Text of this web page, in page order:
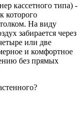
кассетного типа) -
которого
На виду
забирается через
или две
и комфортное
без прямых